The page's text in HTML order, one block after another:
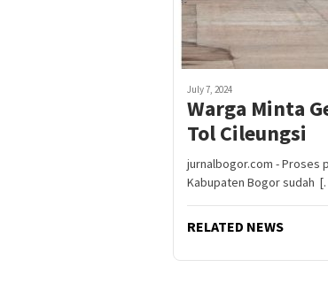
July 7, 2024
Warga Minta
Tol Cileungsi
jurnalbogor.com - Proses
Kabupaten Bogor sudah
RELATED NEWS